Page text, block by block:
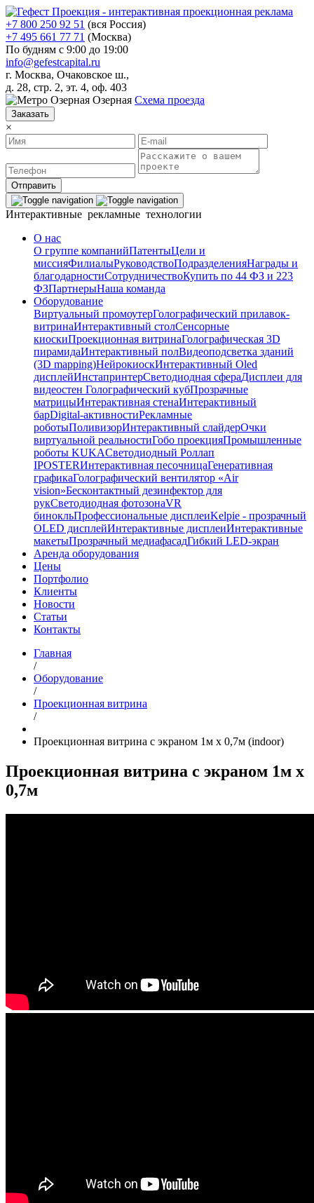
+7 800 250 92 51 (вся Россия)
+7 495 661 77 71 (Москва)
По будням с 9:00 до 19:00
info@gefestcapital.ru
г. Москва, Очаковское ш.,
д. 28, стр. 2, эт. 4, оф. 403
Озерная Схема проезда
Заказать
×
Отправить
Интерактивные рекламные технологии
О нас
О группе компанийПатентыЦели и
миссияФилиалыРуководствоПодразделенияНаграды и
благодарностиСотрудничествоКупить по 44 ФЗ и 223
ФЗПартнерыНаша команда
Оборудование
Виртуальный промоутерГолографический прилавок-
витринаИнтерактивный столСенсорные
киоскиПроекционная витринаГолографическая 3D
пирамидаИнтерактивный полВидеоподсветка зданий
(3D mapping)НейрокиоскИнтерактивный Oled
дисплейИнстапринтерСветодиодная сфераДисплеи для
видеостен Голографический кубПрозрачные
матрицыИнтерактивная стенаИнтерактивный
барDigital-активностиРекламные
роботыПоливизорИнтерактивный слайдерОчки
виртуальной реальностиГобо проекцияПромышленные
роботы KUKAСветодиодный Роллап
IPOSTERИнтерактивная песочницаГенеративная
графикаГолографический вентилятор «Air
vision»Бесконтактный дезинфектор для
рукСветодиодная фотозонаVR
бинокльПрофессиональные дисплеиKelpie - прозрачный
OLED дисплейИнтерактивные дисплеиИнтерактивные
макетыПрозрачный медиафасадГибкий LED-экран
Аренда оборудования
Цены
Портфолио
Клиенты
Новости
Статьи
Контакты
Главная
/
Оборудование
/
Проекционная витрина
/
Проекционная витрина с экраном 1м х 0,7м (indoor)
Проекционная витрина с экраном 1м х
0,7м